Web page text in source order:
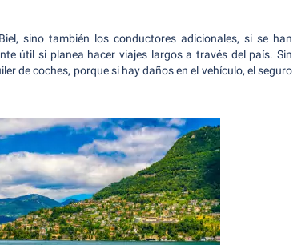
sino también los conductores adicionales, si se han
útil si planea hacer viajes largos a través del país. Sin
de coches, porque si hay daños en el vehículo, el seguro